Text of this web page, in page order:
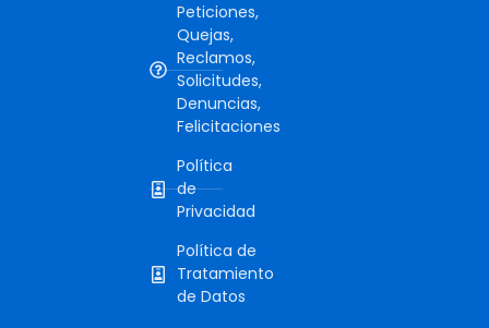
Peticiones,
Quejas,
Reclamos,
Solicitudes,
Denuncias,
Felicitaciones
Política
de
Privacidad
Política de
Tratamiento
de Datos